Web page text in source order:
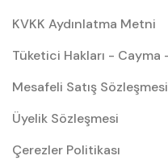
KVKK Aydınlatma Metni
Tüketici Hakları - Cayma
Mesafeli Satış Sözleşmesi
Üyelik Sözleşmesi
Çerezler Politikası